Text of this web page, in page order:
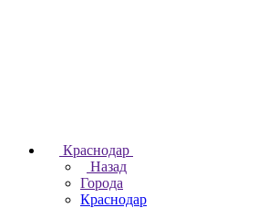
Краснодар
Назад
Города
Краснодар